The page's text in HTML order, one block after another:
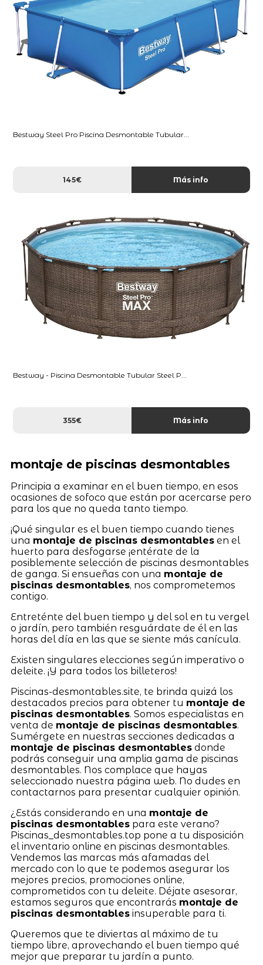
Bestway Steel Pro Piscina Desmontable Tubular...
145€ Más info
Bestway - Piscina Desmontable Tubular Steel P...
355€ Más info
montaje de piscinas desmontables
Principia a examinar en el buen tiempo, en esos
ocasiones de sofoco que están por acercarse pero
para los que no queda tanto tiempo.
¡Qué singular es el buen tiempo cuando tienes
una montaje de piscinas desmontablesen el
huerto para desfogarse ¡entérate de la
posiblemente selección de piscinas desmontables
de ganga. Si ensueñas con una montaje de
piscinas desmontables, nos comprometemos
contigo.
Entreténte del buen tiempo y del sol en tu vergel
o jardín, pero también resguárdate de él en las
horas del día en las que se siente más canícula.
Existen singulares elecciones según imperativo o
deleite. ¡Y para todos los billeteros!
Piscinas-desmontables.site, te brinda quizá los
destacados precios para obtener tu montaje de
piscinas desmontables. Somos especialistas en
venta de montaje de piscinas desmontables.
Sumérgete en nuestras secciones dedicadas a
montaje de piscinas desmontablesdonde
podrás conseguir una amplia gama de piscinas
desmontables. Nos complace que hayas
seleccionado nuestra página web. No dudes en
contactarnos para presentar cualquier opinión.
¿Estás considerando en una montaje de
piscinas desmontablespara este verano?
Piscinas_desmontables.top pone a tu disposición
el inventario online en piscinas desmontables.
Vendemos las marcas más afamadas del
mercado con lo que te podemos asegurar los
mejores precios, promociones online,
comprometidos con tu deleite. Déjate asesorar,
estamos seguros que encontrarás montaje de
piscinas desmontablesinsuperable para ti.
Queremos que te diviertas al máximo de tu
tiempo libre, aprovechando el buen tiempo qué
mejor que preparar tu jardín a punto.